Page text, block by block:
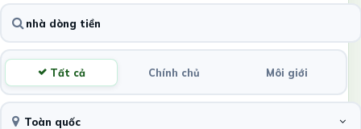
Tất cả Chính chủ Môi giới
Toàn quốc